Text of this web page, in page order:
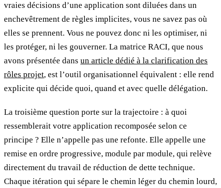
vraies décisions d’une application sont diluées dans un
enchevêtrement de règles implicites, vous ne savez pas où
elles se prennent. Vous ne pouvez donc ni les optimiser, ni
les protéger, ni les gouverner. La matrice RACI, que nous
avons présentée dans un article dédié à la clarification des
rôles projet, est l’outil organisationnel équivalent : elle rend
explicite qui décide quoi, quand et avec quelle délégation.
La troisième question porte sur la trajectoire : à quoi
ressemblerait votre application recomposée selon ce
principe ? Elle n’appelle pas une refonte. Elle appelle une
remise en ordre progressive, module par module, qui relève
directement du travail de réduction de dette technique.
Chaque itération qui sépare le chemin léger du chemin lourd,